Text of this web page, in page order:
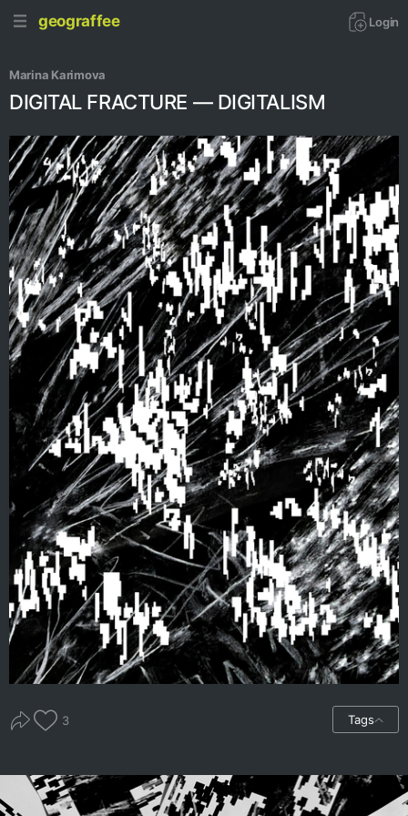
geograffee Login
Marina Karimova
DIGITAL FRACTURE — DIGITALISM
3 Tags